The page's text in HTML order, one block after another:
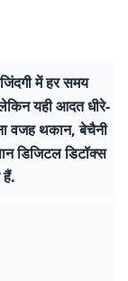
में हर समय
यही आदत धीरे-
वजह थकान, बेचैनी
डिजिटल डिटॉक्स
हैं.